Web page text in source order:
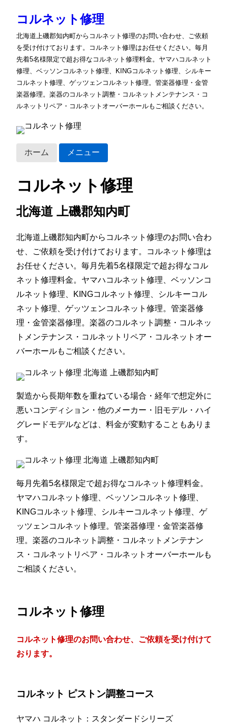
コルネット修理
北海道上磯郡知内町からコルネット修理のお問い合わせ、ご依頼
を受け付けております。コルネット修理はお任せください。毎月
先着5名様限定で超お得なコルネット修理料金。ヤマハコルネット
修理、ベッソンコルネット修理、KINGコルネット修理、シルキー
コルネット修理、ゲッツェンコルネット修理。管楽器修理・金管
楽器修理。楽器のコルネット調整・コルネットメンテナンス・コ
ルネットリペア・コルネットオーバーホールもご相談ください。
ホーム メニュー
コルネット修理
北海道 上磯郡知内町
北海道上磯郡知内町からコルネット修理のお問い合わ
せ、ご依頼を受け付けております。コルネット修理は
お任せください。毎月先着5名様限定で超お得なコル
ネット修理料金。ヤマハコルネット修理、ベッソンコ
ルネット修理、KINGコルネット修理、シルキーコル
ネット修理、ゲッツェンコルネット修理。管楽器修
理・金管楽器修理。楽器のコルネット調整・コルネッ
トメンテナンス・コルネットリペア・コルネットオー
バーホールもご相談ください。
製造から長期年数を重ねている場合・経年で想定外に
悪いコンディション・他のメーカー・旧モデル・ハイ
グレードモデルなどは、料金が変動することもありま
す。
毎月先着5名様限定で超お得なコルネット修理料金。
ヤマハコルネット修理、ベッソンコルネット修理、
KINGコルネット修理、シルキーコルネット修理、ゲ
ッツェンコルネット修理。管楽器修理・金管楽器修
理。楽器のコルネット調整・コルネットメンテナン
ス・コルネットリペア・コルネットオーバーホールも
ご相談ください。
コルネット修理
コルネット修理のお問い合わせ、ご依頼を受け付けて
おります。
コルネット ピストン調整コース
ヤマハ コルネット：スタンダードシリーズ